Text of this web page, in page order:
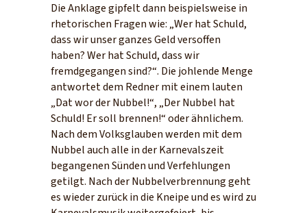
Die Anklage gipfelt dann beispielsweise in
rhetorischen Fragen wie: „Wer hat Schuld,
dass wir unser ganzes Geld versoffen
haben? Wer hat Schuld, dass wir
fremdgegangen sind?“. Die johlende Menge
antwortet dem Redner mit einem lauten
„Dat wor der Nubbel!“, „Der Nubbel hat
Schuld! Er soll brennen!“ oder ähnlichem.
Nach dem Volksglauben werden mit dem
Nubbel auch alle in der Karnevalszeit
begangenen Sünden und Verfehlungen
getilgt. Nach der Nubbelverbrennung geht
es wieder zurück in die Kneipe und es wird zu